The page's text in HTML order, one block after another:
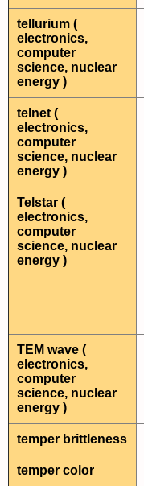
tellurium (
electronics,
computer
science, nuclear
energy )
telnet (
electronics,
computer
science, nuclear
energy )
Telstar (
electronics,
computer
science, nuclear
energy )
TEM wave (
electronics,
computer
science, nuclear
energy )
temper brittleness
temper color